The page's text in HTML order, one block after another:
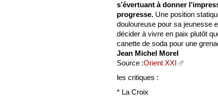
s’évertuant à donner
progresse. Une position
douloureuse pour sa jeunesse
décider à vivre en paix plutôt
canette de soda pour une
Jean Michel Morel
Source :Orient XXI
les critiques :
* La Croix